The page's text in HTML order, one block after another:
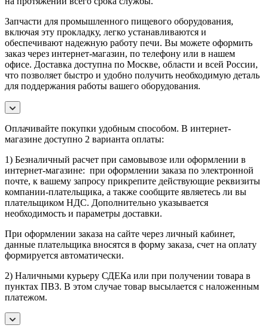
Запчасти для промышленного пищевого оборудования,
включая эту прокладку, легко устанавливаются и
обеспечивают надежную работу печи. Вы можете оформить
заказ через интернет-магазин, по телефону или в нашем
офисе. Доставка доступна по Москве, области и всей России,
что позволяет быстро и удобно получить необходимую деталь
для поддержания работы вашего оборудования.
Оплачивайте покупки удобным способом. В интернет-
магазине доступно 2 варианта оплаты:
1) Безналичный расчет при самовывозе или оформлении в
интернет-магазине: при оформлении заказа по электронной
почте, к вашему запросу прикрепите действующие реквизиты
компании-плательщика, а также сообщите являетесь ли вы
плательщиком НДС. Дополнительно указывается
необходимость и параметры доставки.
При оформлении заказа на сайте через личный кабинет,
данные плательщика вносятся в форму заказа, счет на оплату
формируется автоматически.
2) Наличными курьеру СДЕКа или при получении товара в
пунктах ПВЗ. В этом случае товар высылается с наложенным
платежом.